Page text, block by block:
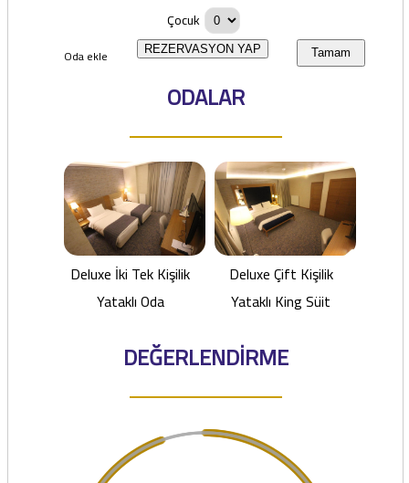
Çocuk
Oda ekle Tamam
REZERVASYON YAP
ODALAR
Deluxe İki Tek Kişilik
Yataklı Oda
Deluxe Çift Kişilik
Yataklı King Süit
DEĞERLENDİRME